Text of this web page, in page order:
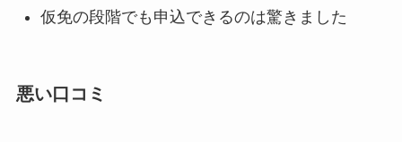
仮免の段階でも申込できるのは驚きました
悪い口コミ